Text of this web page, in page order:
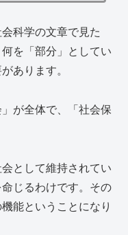
科学の文章で見た
を「部分」としてい
あります。
が全体で、「社会保
として維持されてい
じるわけです。その
能ということになり